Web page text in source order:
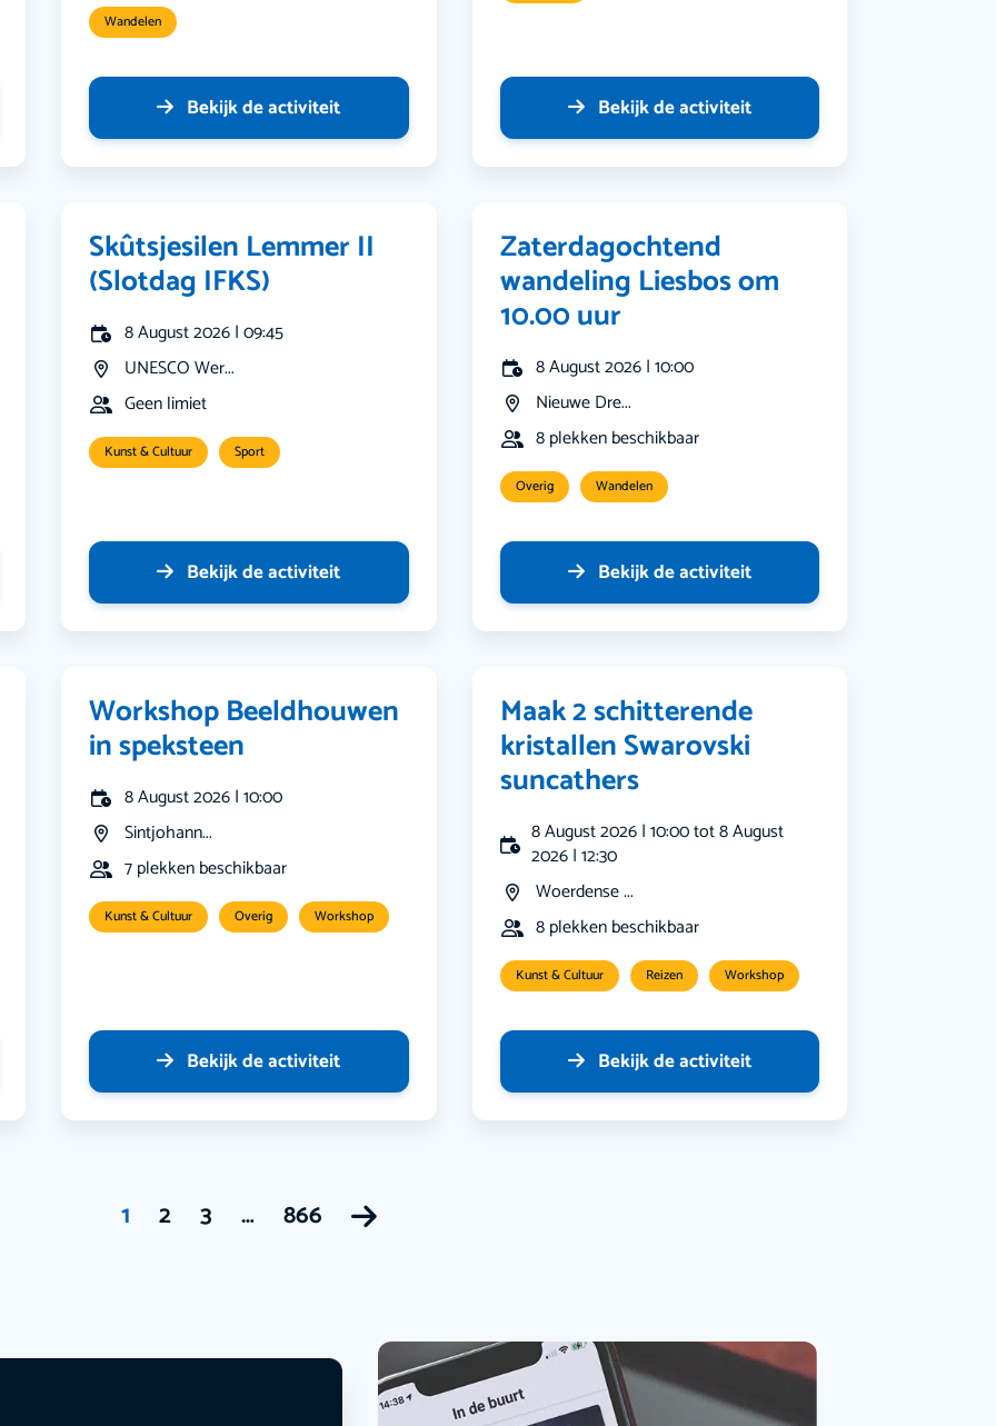
Wandelen
Bekijk de activiteit Bekijk de activiteit
Skûtsjesilen Lemmer II
(Slotdag IFKS)
8 August 2026 | 09:45
UNESCO Wer...
Geen limiet
Kunst & Cultuur Sport
Bekijk de activiteit
Zaterdagochtend
wandeling Liesbos om
10.00 uur
8 August 2026 | 10:00
Nieuwe Dre...
8 plekken beschikbaar
Overig Wandelen
Bekijk de activiteit
Workshop Beeldhouwen
in speksteen
8 August 2026 | 10:00
Sintjohann...
7 plekken beschikbaar
Kunst & Cultuur Overig Workshop
Bekijk de activiteit
Maak 2 schitterende
kristallen Swarovski
suncathers
8 August 2026 | 10:00 tot 8 August
2026 | 12:30
Woerdense ...
8 plekken beschikbaar
Kunst & Cultuur Reizen Workshop
Bekijk de activiteit
1 2 3 … 866